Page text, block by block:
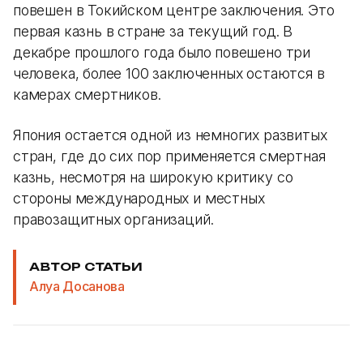
повешен в Токийском центре заключения. Это
первая казнь в стране за текущий год. В
декабре прошлого года было повешено три
человека, более 100 заключенных остаются в
камерах смертников.
Япония остается одной из немногих развитых
стран, где до сих пор применяется смертная
казнь, несмотря на широкую критику со
стороны международных и местных
правозащитных организаций.
АВТОР СТАТЬИ
Алуа Досанова